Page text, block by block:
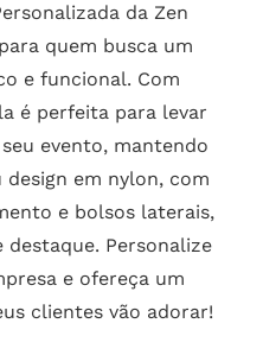
da Zen
quem busca um
e funcional. Com
é perfeita para levar
evento, mantendo
em nylon, com
e bolsos laterais,
destaque. Personalize
e ofereça um
clientes vão adorar!